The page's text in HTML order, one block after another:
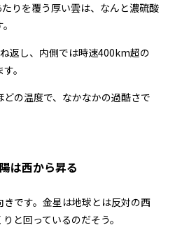
りを覆う厚い雲は、なんと濃硫酸
返し、内側では時速400km超の
。
の温度で、なかなかの過酷さで
は西から昇る
です。金星は地球とは反対の西
と回っているのだそう。